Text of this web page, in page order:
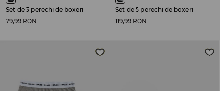
Set de 3 perechi de boxeri
79,99 RON
Set de 5 perechi de boxeri
119,99 RON